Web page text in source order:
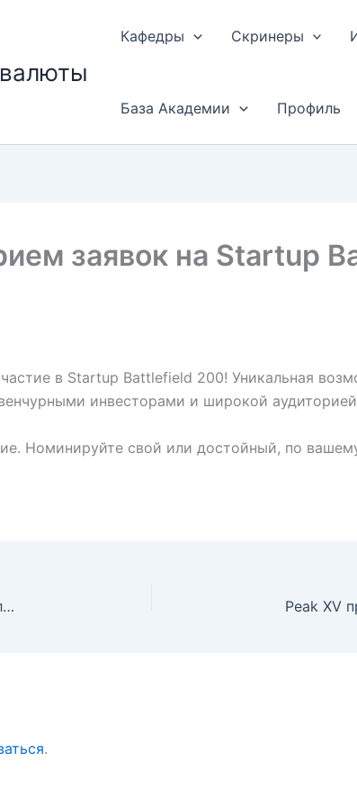
Кафедры Скринеры
База Академии Профиль
заявок на Startup
в Startup Battlefield 200! Уникальная
инвесторами и широкой аудиторией
Номинируйте свой или достойный, по
Искусственный интеллект в кино: шанс для независимых или угроза для творчества?
.